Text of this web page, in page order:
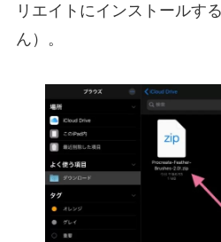
リエイトにインストールす
ん）。